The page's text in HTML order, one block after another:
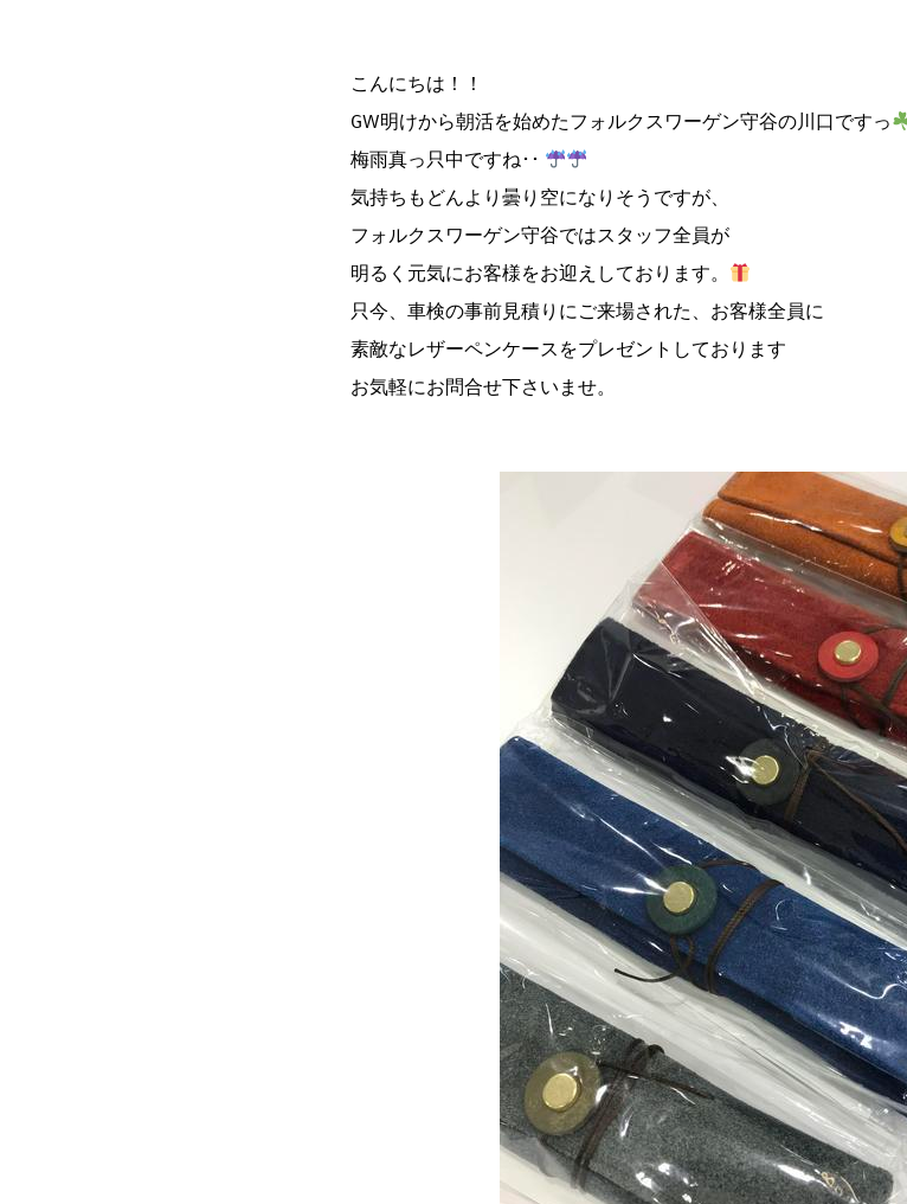
こんにちは！！
GW明けから朝活を始めたフォルクスワーゲン守谷の川口ですっ
梅雨真っ只中ですね･･
気持ちもどんより曇り空になりそうですが、
フォルクスワーゲン守谷ではスタッフ全員が
明るく元気にお客様をお迎えしております。
只今、車検の事前見積りにご来場された、お客様全員に
素敵なレザーペンケースをプレゼントしております
お気軽にお問合せ下さいませ。